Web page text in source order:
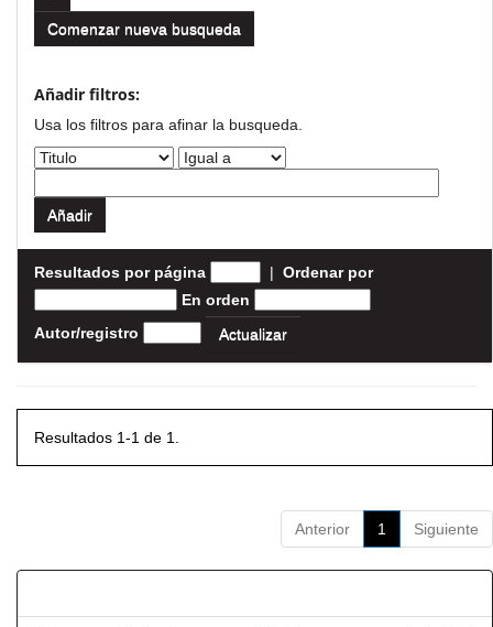
Comenzar nueva busqueda
Añadir filtros:
Usa los filtros para afinar la busqueda.
Resultados por página | Ordenar por
En orden
Autor/registro
Resultados 1-1 de 1.
Anterior 1 Siguiente